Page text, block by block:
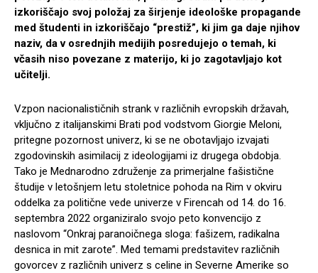
izkoriščajo svoj položaj za širjenje ideološke propagande
med študenti in izkoriščajo “prestiž”, ki jim ga daje njihov
naziv, da v osrednjih medijih posredujejo o temah, ki
včasih niso povezane z materijo, ki jo zagotavljajo kot
učitelji.
Vzpon nacionalističnih strank v različnih evropskih državah,
vključno z italijanskimi Brati pod vodstvom Giorgie Meloni,
pritegne pozornost univerz, ki se ne obotavljajo izvajati
zgodovinskih asimilacij z ideologijami iz drugega obdobja.
Tako je Mednarodno združenje za primerjalne fašistične
študije v letošnjem letu stoletnice pohoda na Rim v okviru
oddelka za politične vede univerze v Firencah od 14. do 16.
septembra 2022 organiziralo svojo peto konvencijo z
naslovom “Onkraj paranoičnega sloga: fašizem, radikalna
desnica in mit zarote”. Med temami predstavitev različnih
govorcev z različnih univerz s celine in Severne Amerike so